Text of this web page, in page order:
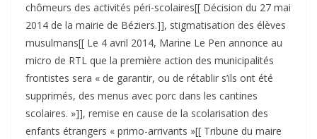
chômeurs des activités péri-scolaires[[ Décision du 27 mai
2014 de la mairie de Béziers.]], stigmatisation des élèves
musulmans[[ Le 4 avril 2014, Marine Le Pen annonce au
micro de RTL que la première action des municipalités
frontistes sera « de garantir, ou de rétablir s’ils ont été
supprimés, des menus avec porc dans les cantines
scolaires. »]], remise en cause de la scolarisation des
enfants étrangers « primo-arrivants »[[ Tribune du maire